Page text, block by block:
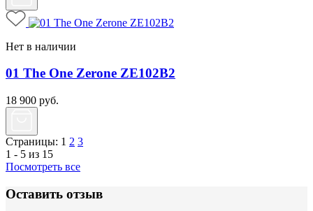
Нет в наличии
01 The One Zerone ZE102B2
18 900 руб.
Страницы: 1 2 3
1 - 5 из 15
Посмотреть все
Оставить отзыв